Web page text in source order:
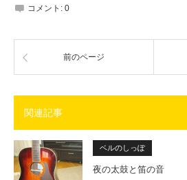
コメント: 0
前のページ
関連記事
ベルのしっぽ
夜の太鼓と笛の音